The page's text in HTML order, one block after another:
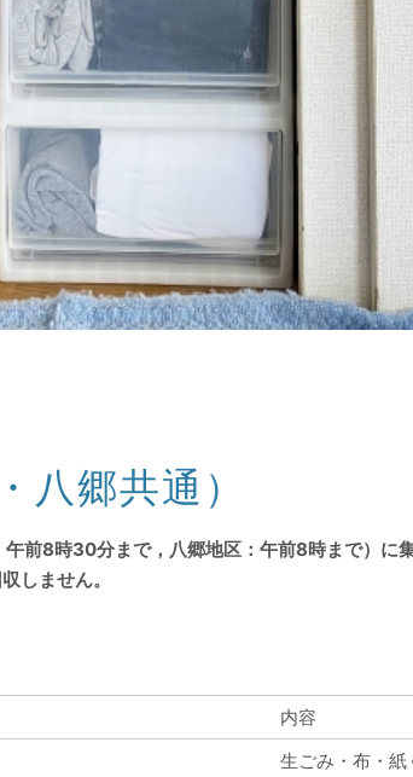
八郷共通）
前8時30分まで，八郷地区：午前8時まで）に
しません。
内容
生ごみ・布・